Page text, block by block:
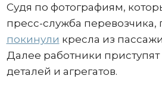
Судя по фотографиям,
пресс-служба
покинули кресла из
Далее работники
деталей и агрегатов.